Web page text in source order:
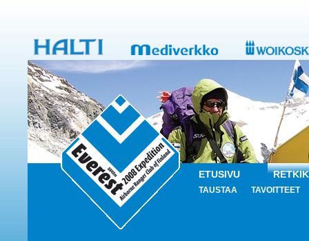
ETUSIVU
TAUSTAA TAVOITTEET